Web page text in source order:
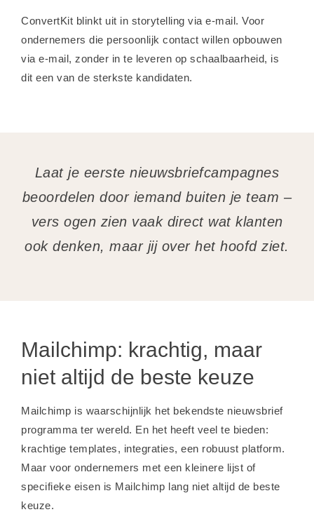
ConvertKit blinkt uit in storytelling via e-mail. Voor
ondernemers die persoonlijk contact willen opbouwen
via e-mail, zonder in te leveren op schaalbaarheid, is
dit een van de sterkste kandidaten.
Laat je eerste nieuwsbriefcampagnes
beoordelen door iemand buiten je team –
vers ogen zien vaak direct wat klanten
ook denken, maar jij over het hoofd ziet.
Mailchimp: krachtig, maar
niet altijd de beste keuze
Mailchimp is waarschijnlijk het bekendste nieuwsbrief
programma ter wereld. En het heeft veel te bieden:
krachtige templates, integraties, een robuust platform.
Maar voor ondernemers met een kleinere lijst of
specifieke eisen is Mailchimp lang niet altijd de beste
keuze.